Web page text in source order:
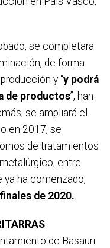
se completará
de forma
y “y podrá
de productos”, han
se ampliará el
en 2017, se
de tratamientos
entre
ya ha comenzado,
de 2020.
de Basauri